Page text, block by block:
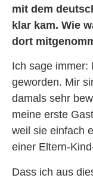
mit dem
klar kam. Wie
dort
Ich sage immer:
geworden. Mir
damals sehr
meine erste
weil sie einfach
einer Eltern-
Dass ich aus